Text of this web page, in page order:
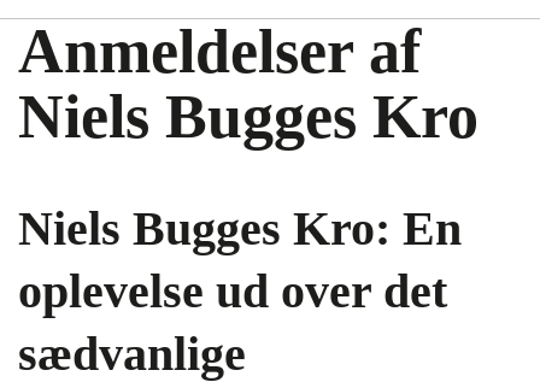
Anmeldelser af
Niels Bugges Kro
Niels Bugges Kro: En
oplevelse ud over det
sædvanlige